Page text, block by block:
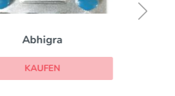
Abhigra
KAUFEN